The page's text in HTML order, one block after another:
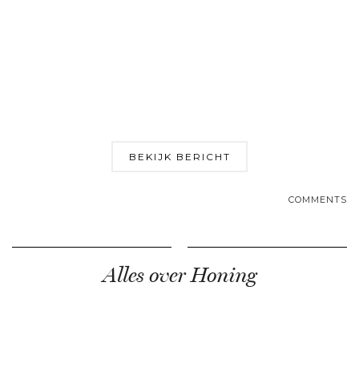
BEKIJK BERICHT
COMMENTS
Alles over Honing